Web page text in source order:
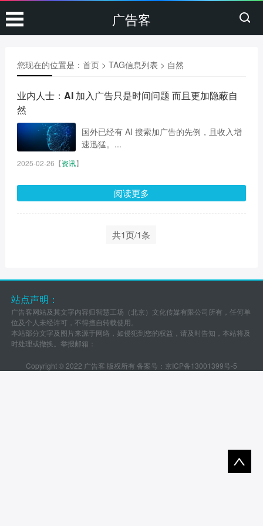
广告客
您现在的位置是： 首页> TAG信息列表 > 自然
业内人士：AI 加入广告只是时间问题 而且更加隐蔽自
然
国外已经有 AI 搜索加广告的先例，且收入增
速迅猛。...
2025-02-26 【资讯】
阅读更多
共1页/1条
站点声明：
广告客网站及其文字内容归智慧工场（北京）文化传媒有限公司所有，任何单
位及个人未经许可，不得擅自转载使用。
本站部分文字及图片来源于网络，如侵犯到您的权益，请及时告知，本站将及
时处理或撤换。举报邮箱：
Copyright © 2022 广告客 版权所有 备案号： 京ICP备13001399号-5